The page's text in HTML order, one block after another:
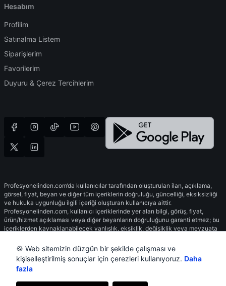
🍪 Web sitemizin düzgün bir şekilde çalışması ve
kişiselleştirilmiş sonuçlar için çerezleri kullanıyoruz. Daha
fazla
Hesabım
Profilim
Satınalma Listem
Siparişlerim
Favorilerim
Duyuru & Çerez Tercihlerim
Profesyonelinden.com’da kullanıcılar tarafından oluşturulan ilan, açıklama,
görsel, fiyat, beyan ve diğer tüm içeriklerin doğruluğu, güncelliği, eksiksizliği
ve hukuka uygunluğu ilgili içeriği oluşturan kullanıcıya aittir.
Profesyonelinden.com, kullanıcı içeriklerinde yer alan bilgi, görüş, fiyat,
ürün/hizmet açıklaması veya diğer beyanların doğruluğunu garanti etmez; bu
içeriklerden kaynaklanabilecek yanlışlık, eksiklik, değişiklik veya mevzuata
mağaza veya kullanıcı ile iletişime geçebilirsiniz.